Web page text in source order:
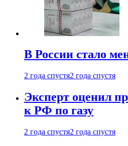
В России стало
2 года спустя2 года спустя
Эксперт оценил
к РФ по газу
2 года спустя2 года спустя